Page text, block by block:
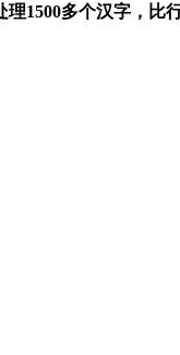
1500多个汉字，比